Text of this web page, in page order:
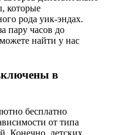
которые
рода уик-эндах.
пару часов до
найти у нас
в
бесплатно
от типа
Конечно, детских